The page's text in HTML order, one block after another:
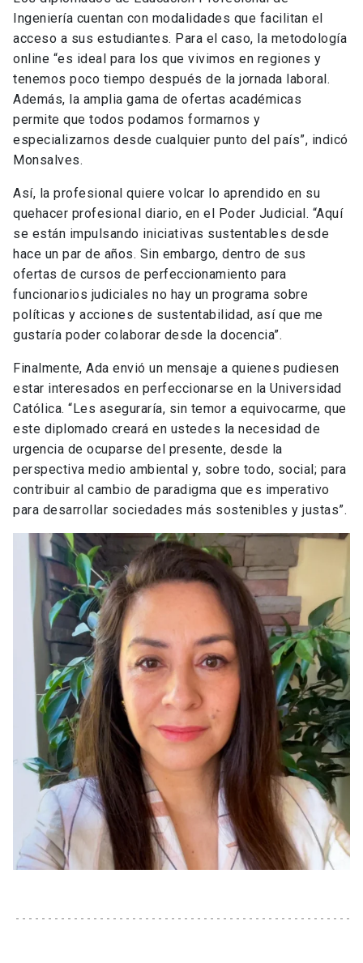
Ingeniería cuentan con modalidades que facilitan el
acceso a sus estudiantes. Para el caso, la metodología
online “es ideal para los que vivimos en regiones y
tenemos poco tiempo después de la jornada laboral.
Además, la amplia gama de ofertas académicas
permite que todos podamos formarnos y
especializarnos desde cualquier punto del país”, indicó
Monsalves.
Así, la profesional quiere volcar lo aprendido en su
quehacer profesional diario, en el Poder Judicial. “Aquí
se están impulsando iniciativas sustentables desde
hace un par de años. Sin embargo, dentro de sus
ofertas de cursos de perfeccionamiento para
funcionarios judiciales no hay un programa sobre
políticas y acciones de sustentabilidad, así que me
gustaría poder colaborar desde la docencia”.
Finalmente, Ada envió un mensaje a quienes pudiesen
estar interesados en perfeccionarse en la Universidad
Católica. “Les aseguraría, sin temor a equivocarme, que
este diplomado creará en ustedes la necesidad de
urgencia de ocuparse del presente, desde la
perspectiva medio ambiental y, sobre todo, social; para
contribuir al cambio de paradigma que es imperativo
para desarrollar sociedades más sostenibles y justas”.